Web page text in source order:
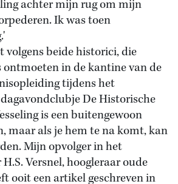
achter mijn rug om mijn
Ik was toen
volgens beide historici, die
ontmoeten in de kantine van de
tijdens het
De Historische
is een buitengewoon
maar als je hem te na komt, kan
Mijn opvolger in het
Versnel, hoogleraar oude
ooit een artikel geschreven in